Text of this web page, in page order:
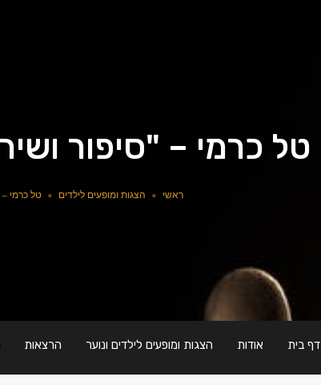
טל כרמי – "סיפור
ראשי » הצגות ומופעים לילדים » טל כרמי –
דף בית אודות הצגות ומופעים לילדים ונוער הרצאות